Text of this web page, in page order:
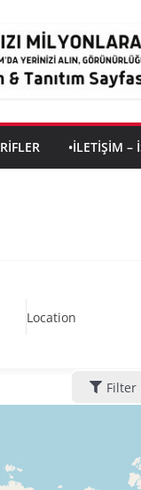
•İLETIŞIM –
Location
Filter